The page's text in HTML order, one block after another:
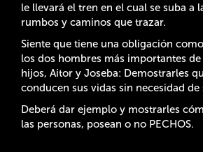
le llevará el tren en el cual se suba a
rumbos y caminos que trazar.
Siente que tiene una obligación
los dos hombres más importantes de
hijos, Aitor y Joseba: Demostrarles
conducen sus vidas sin necesidad de
Deberá dar ejemplo y mostrarles
las personas, posean o no PECHOS.